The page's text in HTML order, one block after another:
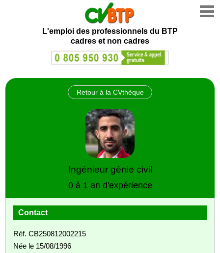
L'emploi des professionnels du BTP
cadres et non cadres
Retour à la CVthèque
Ingénieur génie civil
0 à 1 an d'expérience
Contact
Réf. CB250812002215
Née le 15/08/1996